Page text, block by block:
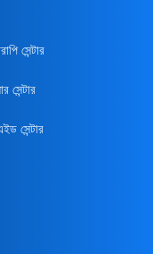
সেন্টার
সেন্টার
সেন্টার